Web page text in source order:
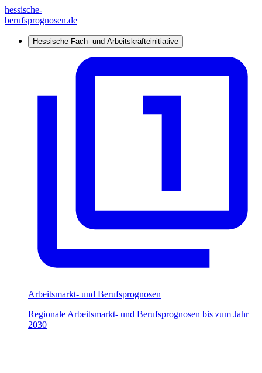
hessische-
berufsprognosen.de
Hessische Fach- und Arbeitskräfteinitiative
Arbeitsmarkt- und Berufsprognosen
Regionale Arbeitsmarkt- und Berufsprognosen bis zum Jahr
2030